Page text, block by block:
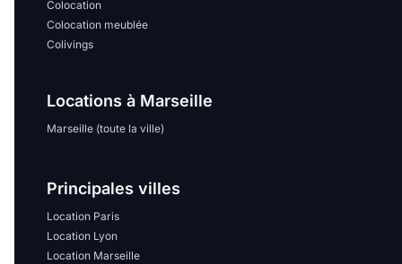
Colocation
Colocation meublée
Colivings
Locations à Marseille
Marseille (toute la ville)
Principales villes
Location Paris
Location Lyon
Location Marseille